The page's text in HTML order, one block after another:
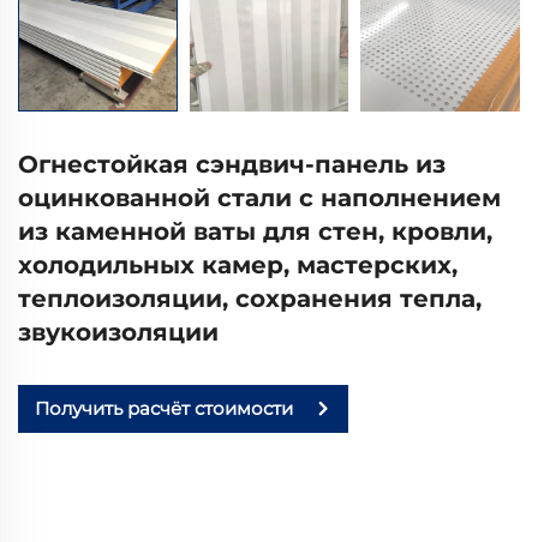
Огнестойкая сэндвич-панель из
оцинкованной стали с наполнением
из каменной ваты для стен, кровли,
холодильных камер, мастерских,
теплоизоляции, сохранения тепла,
звукоизоляции
Получить расчёт стоимости